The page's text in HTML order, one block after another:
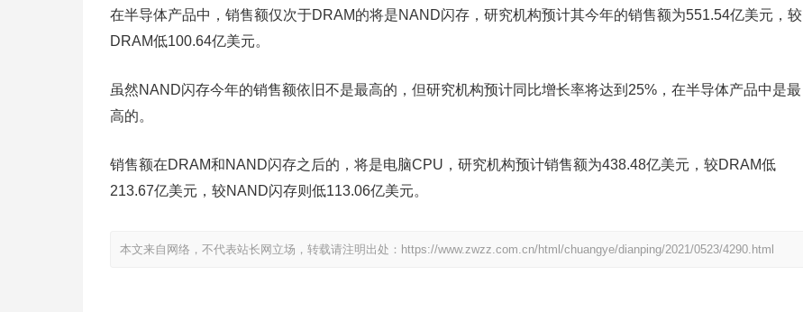
在半导体产品中，销售额仅次于DRAM的将是NAND闪存，研究机构预计其今年的销售额为551.54亿美元，较
DRAM低100.64亿美元。
虽然NAND闪存今年的销售额依旧不是最高的，但研究机构预计同比增长率将达到25%，在半导体产品中是最
高的。
销售额在DRAM和NAND闪存之后的，将是电脑CPU，研究机构预计销售额为438.48亿美元，较DRAM低
213.67亿美元，较NAND闪存则低113.06亿美元。
本文来自网络，不代表站长网立场，转载请注明出处： https://www.zwzz.com.cn/html/chuangye/dianping/2021/0523/4290.html